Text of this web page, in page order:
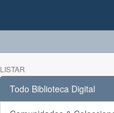
LISTAR
Todo Biblioteca Digital